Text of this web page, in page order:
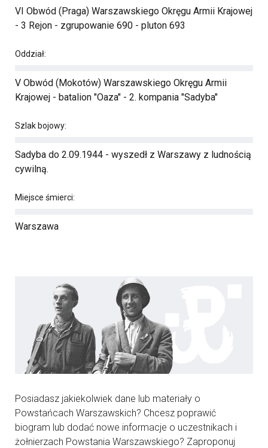
VI Obwód (Praga) Warszawskiego Okręgu Armii Krajowej
- 3 Rejon - zgrupowanie 690 - pluton 693
Oddział:
V Obwód (Mokotów) Warszawskiego Okręgu Armii
Krajowej - batalion "Oaza" - 2. kompania "Sadyba"
Szlak bojowy:
Sadyba do 2.09.1944 - wyszedł z Warszawy z ludnością
cywilną.
Miejsce śmierci:
Warszawa
Posiadasz jakiekolwiek dane lub materiały o
Powstańcach Warszawskich? Chcesz poprawić
biogram lub dodać nowe informacje o uczestnikach i
żołnierzach Powstania Warszawskiego? Zaproponuj